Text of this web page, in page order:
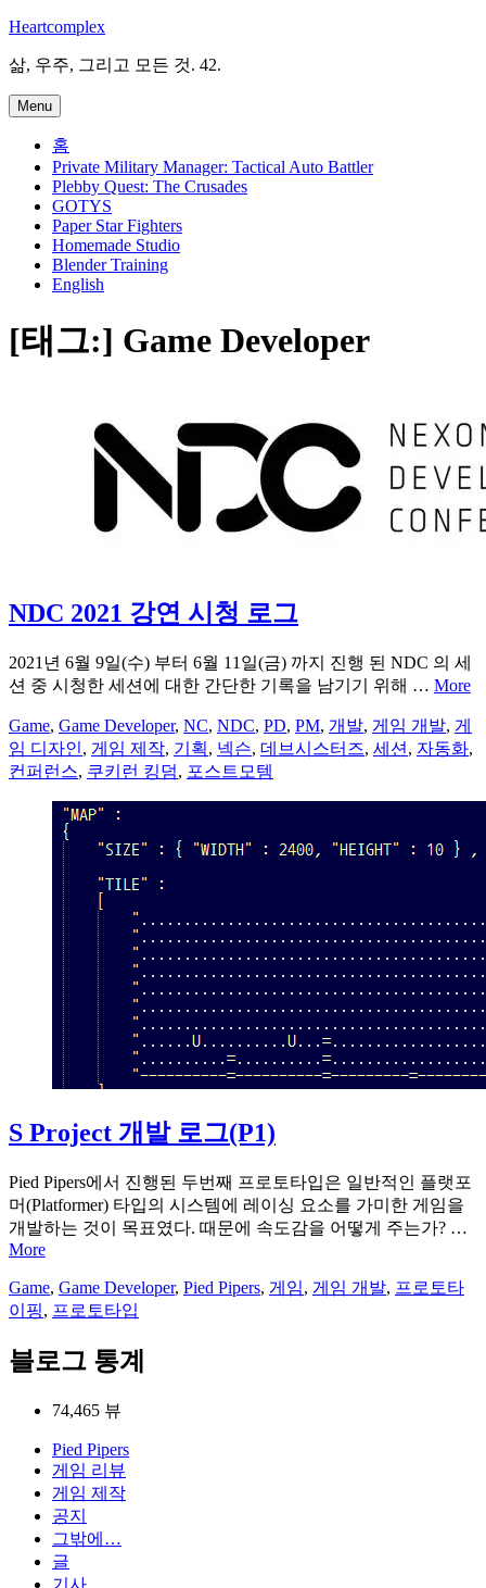
Skip
content
Heartcomplex
삶, 우주, 그리고 모든 것. 42.
Menu
홈
Private Military Manager: Tactical Auto Battler
Plebby Quest: The Crusades
GOTYS
Paper Star Fighters
Homemade Studio
Blender Training
English
[태그:] Game Developer
NDC 2021 강연 시청 로그
2021년 6월 9일(수) 부터 6월 11일(금) 까지 진행 된 NDC 의 세
션 중 시청한 세션에 대한 간단한 기록을 남기기 위해 … More
Game, Game Developer, NC, NDC, PD, PM, 개발, 게임 개발, 게
임 디자인, 게임 제작, 기획, 넥슨, 데브시스터즈, 세션 , 자동화,
컨퍼런스, 쿠키런 킹덤, 포스트모템
S Project 개발 로그(P1)
Pied Pipers에서 진행된 두번째 프로토타입은 일반적인 플랫포
머(Platformer) 타입의 시스템에 레이싱 요소를 가미한 게임을
개발하는 것이 목표였다. 때문에 속도감을 어떻게 주는가? …
More
Game, Game Developer, Pied Pipers, 게임, 게임 개발, 프로토타
이핑, 프로토타입
블로그 통계
74,465 뷰
Pied Pipers
게임 리뷰
게임 제작
공지
그밖에…
글